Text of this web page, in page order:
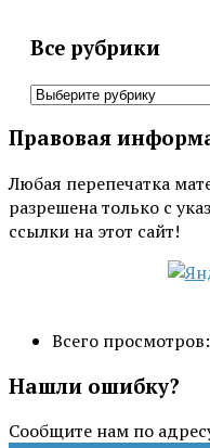
Все рубрики
Все
Правовая
Любая перепечатка
разрешена только с
ссылки на этот сайт!
Всего просмотров:
Нашли ошибку?
Сообщите нам по